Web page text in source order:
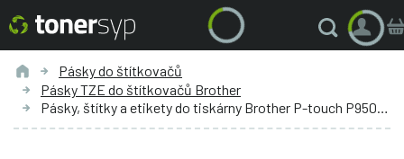
Pásky do štítkovačů
Pásky TZE do štítkovačů Brother
Pásky, štítky a etikety do tiskárny Brother P-touch P950NW